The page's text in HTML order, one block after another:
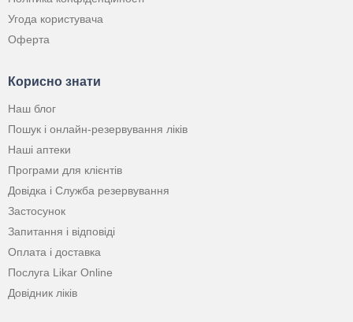
Угода користувача
Оферта
Корисно знати
Наш блог
Пошук і онлайн-резервування ліків
Наші аптеки
Програми для клієнтів
Довідка і Служба резервування
Застосунок
Запитання і відповіді
Оплата і доставка
Послуга Likar Online
Довідник ліків